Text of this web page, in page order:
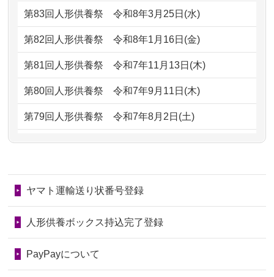
2026/07/05 しっかりとお人形たちの供養をしてい
ただけると...
2026/06/30長年大事にしてきた雛人形です、供養
ガラスケースのまま引き取ってくださ
るのが助か...
ました。お...
2026/06/28きちんと供養していただけると思った
ので、お願...
いたことが...
供養が終わったお人形以外はどうして
るのですか？
しょうか？
2024/01/04ガラスケースは外しても良いですか？
第83回人形供養祭令和8年3月25日(水)
第82回人形供養祭令和8年1月16日(金)
第81回人形供養祭令和7年11月13日(木)
第80回人形供養祭令和7年9月11日(木)
第79回人形供養祭令和7年8月2日(土)
第78回人形供養祭令和7年6月20日(金)
第76回人形供養祭令和7年2月28日(金)
第75回人形供養祭令和7年1月17日(金)
第73回人形供養祭令和6年10月17日(木)
ヤマト運輸送り状番号登録
人形供養ボックス持込完了登録
PayPayについて